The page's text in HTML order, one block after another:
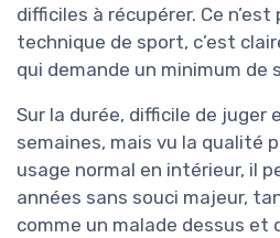
difficiles à récupérer. Ce n’est
technique de sport, c’est
qui demande un minimum de
Sur la durée, difficile de juger
semaines, mais vu la qualité
usage normal en intérieur, il
années sans souci majeur,
comme un malade dessus